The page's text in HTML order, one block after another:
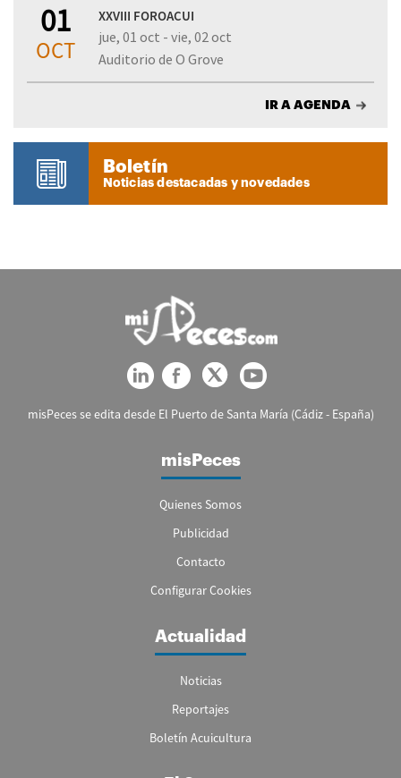
01
OCT
XXVIII FOROACUI
jue, 01 oct - vie, 02 oct
Auditorio de O Grove
IR A AGENDA
Boletín
Noticias destacadas y novedades
misPeces se edita desde El Puerto de Santa María (Cádiz - España)
misPeces
Quienes Somos
Publicidad
Contacto
Configurar Cookies
Actualidad
Noticias
Reportajes
Boletín Acuicultura